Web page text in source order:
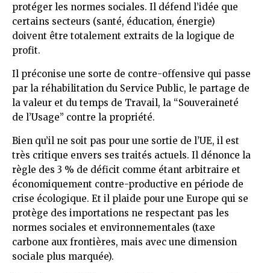
protéger les normes sociales. Il défend l’idée que
certains secteurs (santé, éducation, énergie)
doivent être totalement extraits de la logique de
profit.
Il préconise une sorte de contre-offensive qui passe
par la réhabilitation du Service Public, le partage de
la valeur et du temps de Travail, la “Souveraineté
de l’Usage” contre la propriété.
Bien qu’il ne soit pas pour une sortie de l’UE, il est
très critique envers ses traités actuels. Il dénonce la
règle des 3 % de déficit comme étant arbitraire et
économiquement contre-productive en période de
crise écologique. Et il plaide pour une Europe qui se
protège des importations ne respectant pas les
normes sociales et environnementales (taxe
carbone aux frontières, mais avec une dimension
sociale plus marquée).